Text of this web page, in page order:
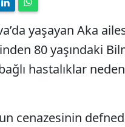
yaşayan Aka
80 yaşındaki
hastalıklar
cenazesinin